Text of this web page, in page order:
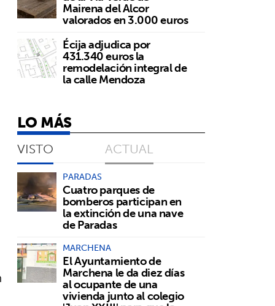
Mairena del Alcor
valorados en 3.000 euros
Écija adjudica por
431.340 euros la
remodelación integral de
la calle Mendoza
LO MÁS
VISTO ACTUAL
PARADAS
Cuatro parques de
bomberos participan en
la extinción de una nave
de Paradas
MARCHENA
El Ayuntamiento de
Marchena le da diez días
al ocupante de una
vivienda junto al colegio